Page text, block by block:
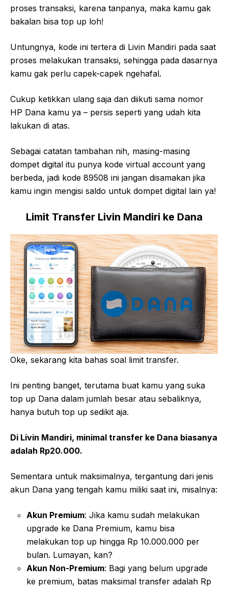
proses transaksi, karena tanpanya, maka kamu gak
bakalan bisa top up loh!
Untungnya, kode ini tertera di Livin Mandiri pada saat
proses melakukan transaksi, sehingga pada dasarnya
kamu gak perlu capek-capek ngehafal.
Cukup ketikkan ulang saja dan diikuti sama nomor
HP Dana kamu ya – persis seperti yang udah kita
lakukan di atas.
Sebagai catatan tambahan nih, masing-masing
dompet digital itu punya kode virtual account yang
berbeda, jadi kode 89508 ini jangan disamakan jika
kamu ingin mengisi saldo untuk dompet digital lain ya!
Limit Transfer Livin Mandiri ke Dana
Oke, sekarang kita bahas soal limit transfer.
Ini penting banget, terutama buat kamu yang suka
top up Dana dalam jumlah besar atau sebaliknya,
hanya butuh top up sedikit aja.
Di Livin Mandiri, minimal transfer ke Dana biasanya
adalah Rp20.000.
Sementara untuk maksimalnya, tergantung dari jenis
akun Dana yang tengah kamu miliki saat ini, misalnya:
Akun Premium: Jika kamu sudah melakukan
upgrade ke Dana Premium, kamu bisa
melakukan top up hingga Rp 10.000.000 per
bulan. Lumayan, kan?
Akun Non-Premium: Bagi yang belum upgrade
ke premium, batas maksimal transfer adalah Rp